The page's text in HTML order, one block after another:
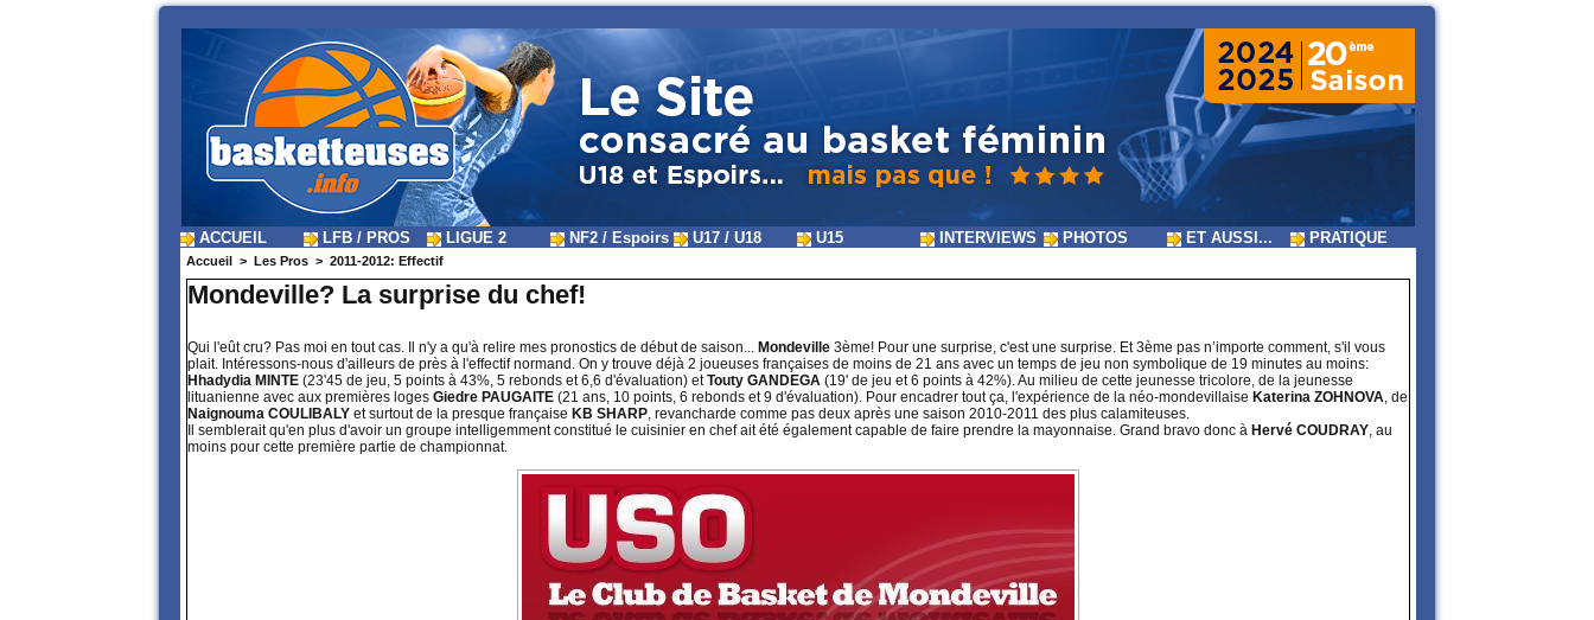
ACCUEIL LFB / PROS LIGUE 2 NF2 / Espoirs U17 / U18 U15 INTERVIEWS PHOTOS ET AUSSI... PRATIQUE
Accueil > Les Pros > 2011-2012: Effectif
Mondeville? La surprise du chef!
Qui l'eût cru? Pas moi en tout cas. Il n'y a qu'à relire mes pronostics de début de saison... Mondeville 3ème! Pour une surprise, c'est une surprise. Et 3ème pas n’importe comment, s'il vous
plait. Intéressons-nous d'ailleurs de près à l'effectif normand. On y trouve déjà 2 joueuses françaises de moins de 21 ans avec un temps de jeu non symbolique de 19 minutes au moins:
Hhadydia MINTE (23'45 de jeu, 5 points à 43%, 5 rebonds et 6,6 d'évaluation) etTouty GANDEGA (19' de jeu et 6 points à 42%). Au milieu de cette jeunesse tricolore, de la jeunesse
lituanienne avec aux premières loges Giedre PAUGAITE (21 ans, 10 points, 6 rebonds et 9 d'évaluation). Pour encadrer tout ça, l'expérience de la néo-mondevillaise Katerina ZOHNOVA, de
Naignouma COULIBALY et surtout de la presque française KB SHARP, revancharde comme pas deux après une saison 2010-2011 des plus calamiteuses.
Il semblerait qu'en plus d'avoir un groupe intelligemment constitué le cuisinier en chef ait été également capable de faire prendre la mayonnaise. Grand bravo donc à Hervé COUDRAY, au
moins pour cette première partie de championnat.